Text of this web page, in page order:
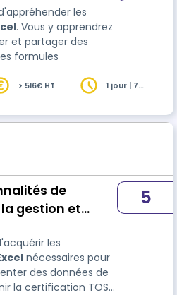
les
. Vous y apprendrez
et partager des
formules
> 516€ HT
1 jour | 7
de
gestion et
(tous niveaux)
les
nécessaires pour
des données de
la certification TOSA
5